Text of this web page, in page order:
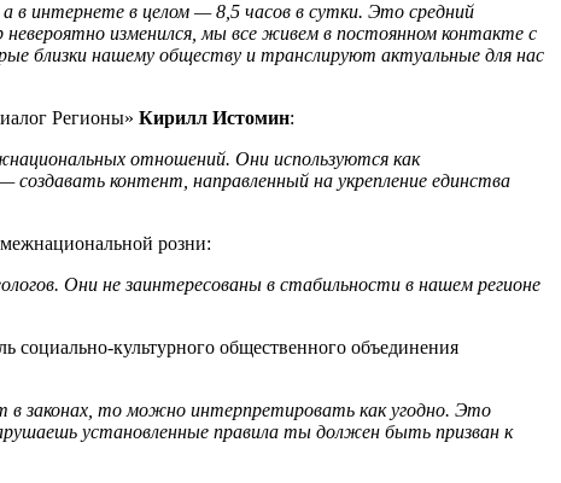
в интернете в целом — 8,5 часов в сутки. Это средний
изменился, мы все живем в постоянном контакте с
близки нашему обществу и транслируют актуальные для нас
Регионы» Кирилл Истомин:
отношений. Они используются как
контент, направленный на укрепление единства
розни:
Они не заинтересованы в стабильности в нашем регионе
социально-культурного общественного объединения
в законах, то можно интерпретировать как угодно. Это
установленные правила ты должен быть призван к